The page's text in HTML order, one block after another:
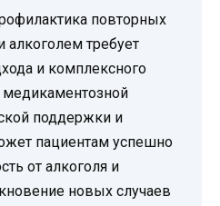
повторных
алкоголем требует
и комплексного
поддержки и
пациентам успешно
от алкоголя и
новых случаев